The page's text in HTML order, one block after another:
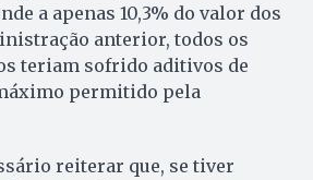
a apenas 10,3% do valor dos
anterior, todos os
teriam sofrido aditivos de
permitido pela
reiterar que, se tiver